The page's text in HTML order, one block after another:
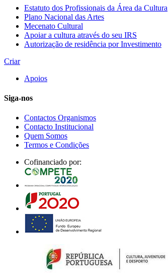
Estatuto dos Profissionais da Área da Cultura
Plano Nacional das Artes
Mecenato Cultural
Apoiar a cultura através do seu IRS
Autorização de residência por Investimento
Criar
Apoios
Siga-nos
Contactos Organismos
Contacto Institucional
Quem Somos
Termos e Condições
Cofinanciado por: